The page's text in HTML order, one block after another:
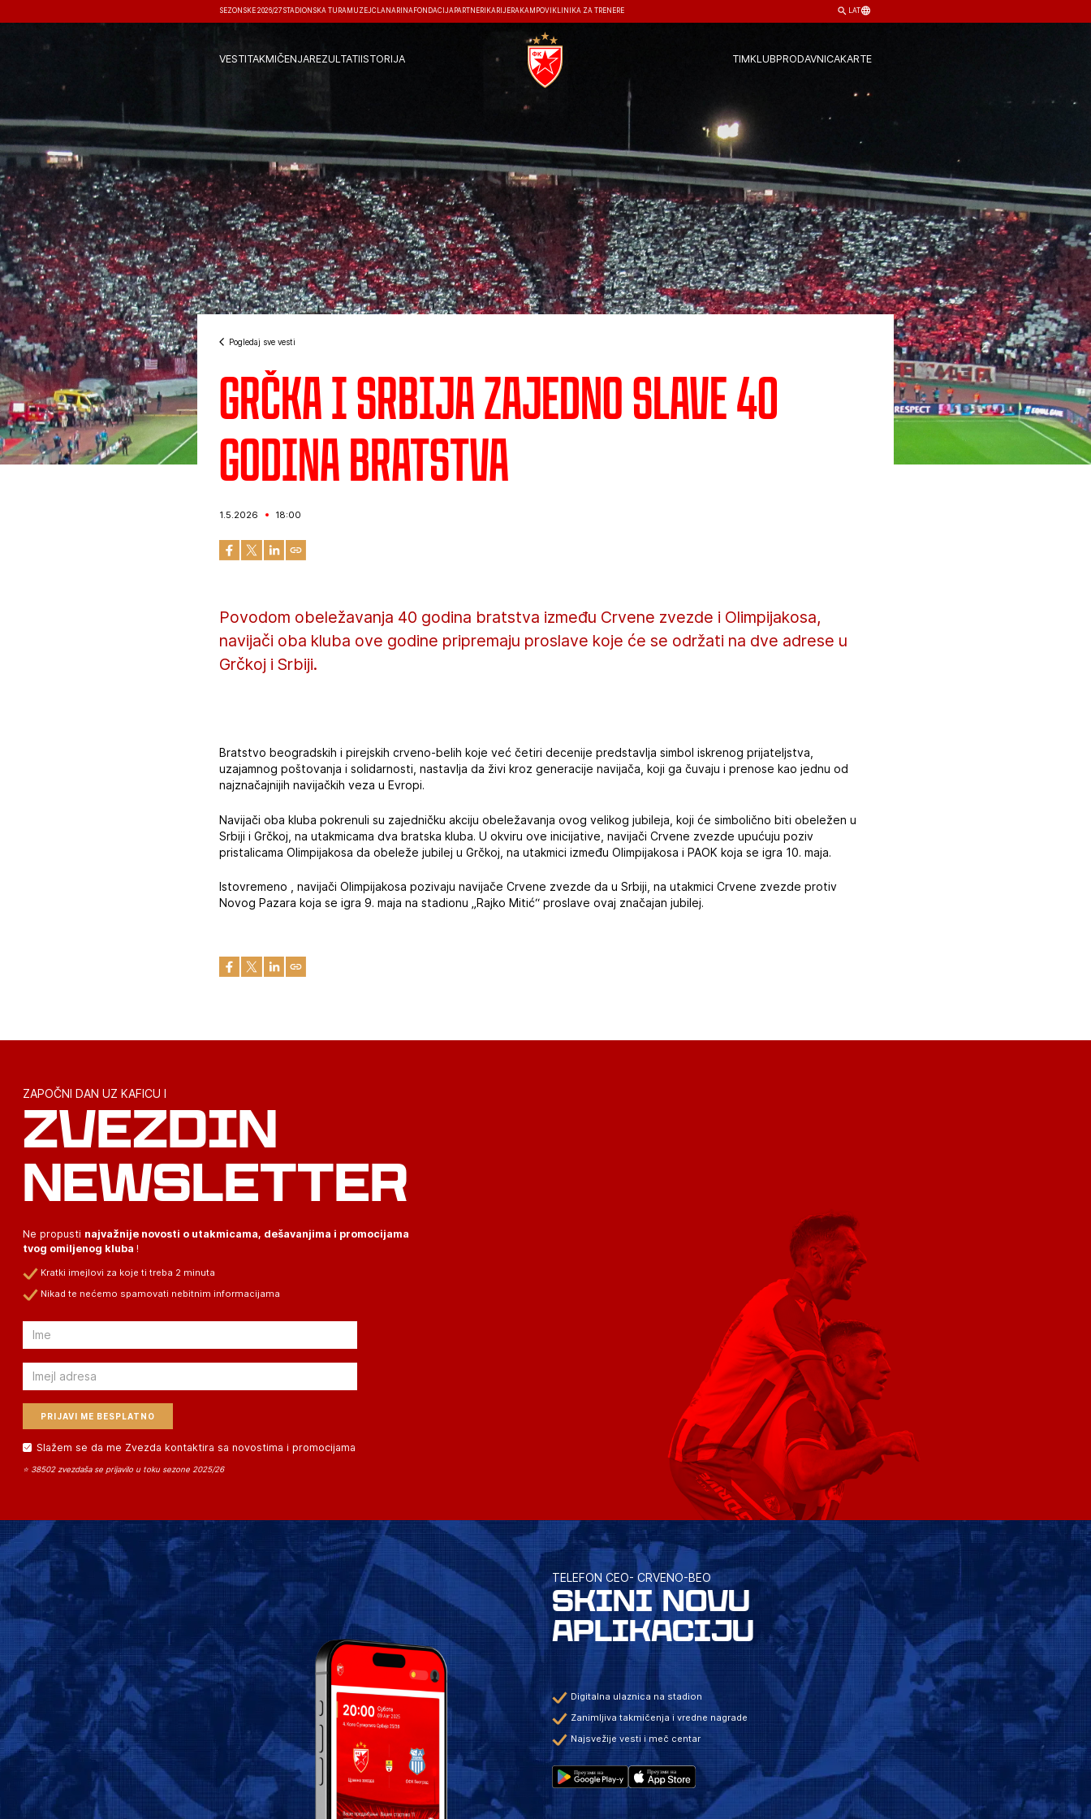
SEZONSKE 2026/27 STADIONSKA TURA MUZEJČLANARINA FONDACIJA PARTNERI KARIJERA KAMPOVI KLINIKA ZA TRENERE LAT
VESTITAKMIČENJAREZULTATIISTORIJA TIMKLUBPRODAVNICAKARTE
Pogledaj sve vesti
Grčka i Srbija zajedno slave 40
godina bratstva
1.5.2026 18:00
Povodom obeležavanja 40 godina bratstva između Crvene zvezde i Olimpijakosa,
navijači oba kluba ove godine pripremaju proslave koje će se održati na dve adrese u
Grčkoj i Srbiji.
Bratstvo beogradskih i pirejskih crveno-belih koje već četiri decenije predstavlja simbol iskrenog prijateljstva,
uzajamnog poštovanja i solidarnosti, nastavlja da živi kroz generacije navijača, koji ga čuvaju i prenose kao jednu od
najznačajnijih navijačkih veza u Evropi.
Navijači oba kluba pokrenuli su zajedničku akciju obeležavanja ovog velikog jubileja, koji će simbolično biti obeležen u
Srbiji i Grčkoj, na utakmicama dva bratska kluba. U okviru ove inicijative, navijači Crvene zvezde upućuju poziv
pristalicama Olimpijakosa da obeleže jubilej u Grčkoj, na utakmici između Olimpijakosa i PAOK koja se igra 10. maja.
Istovremeno , navijači Olimpijakosa pozivaju navijače Crvene zvezde da u Srbiji, na utakmici Crvene zvezde protiv
Novog Pazara koja se igra 9. maja na stadionu „Rajko Mitić“ proslave ovaj značajan jubilej.
ZAPOČNI DAN UZ KAFICU I
ZVEZDIN
NEWSLETTER
Ne propusti najvažnije novosti o utakmicama, dešavanjima i promocijama
tvog omiljenog kluba !
Kratki imejlovi za koje ti treba 2 minuta
Nikad te nećemo spamovati nebitnim informacijama
Email
Email
Slažem se da me Zvezda kontaktira sa novostima i promocijama
⭐ 38502 zvezdaša se prijavilo u toku sezone 2025/26
TELEFON CEO- CRVENO-BEO
SKINI NOVU
APLIKACIJU
Digitalna ulaznica na stadion
Zanimljiva takmičenja i vredne nagrade
Najsvežije vesti i meč centar